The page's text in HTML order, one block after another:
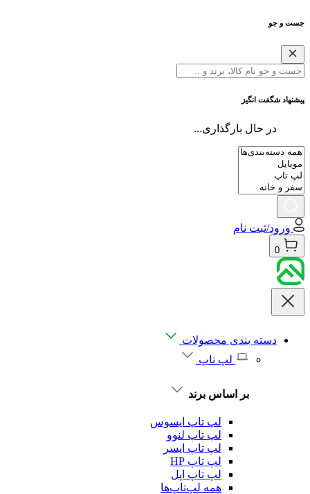
جست و جو
پیشنهاد شگفت انگیز
در حال بارگذاری...
ورود/ثبت نام
0
دسته بندی محصولات
لپ تاپ
بر اساس برند
لپ تاپ ایسوس
لپ تاپ لنوو
لپ تاپ ایسر
لپ تاپ HP
لپ تاپ اپل
همه لپ‌تاپ‌ها